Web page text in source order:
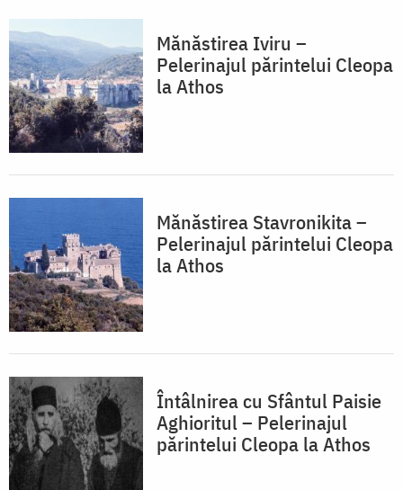
Mănăstirea Iviru –
Pelerinajul părintelui Cleopa
la Athos
Mănăstirea Stavronikita –
Pelerinajul părintelui Cleopa
la Athos
Întâlnirea cu Sfântul Paisie
Aghioritul – Pelerinajul
părintelui Cleopa la Athos